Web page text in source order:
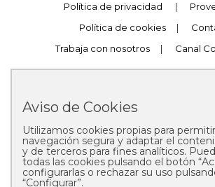
Política de privacidad
|
Política de cookies
|
Trabaja con nosotros
| Canal
Copyright © 2025 Pastelería
Aviso de Cookies
Utilizamos cookies propias para
navegación segura y adaptar el
y de terceros para fines analíticos.
todas las cookies pulsando el botón
configurarlas o rechazar su uso
“Configurar”.